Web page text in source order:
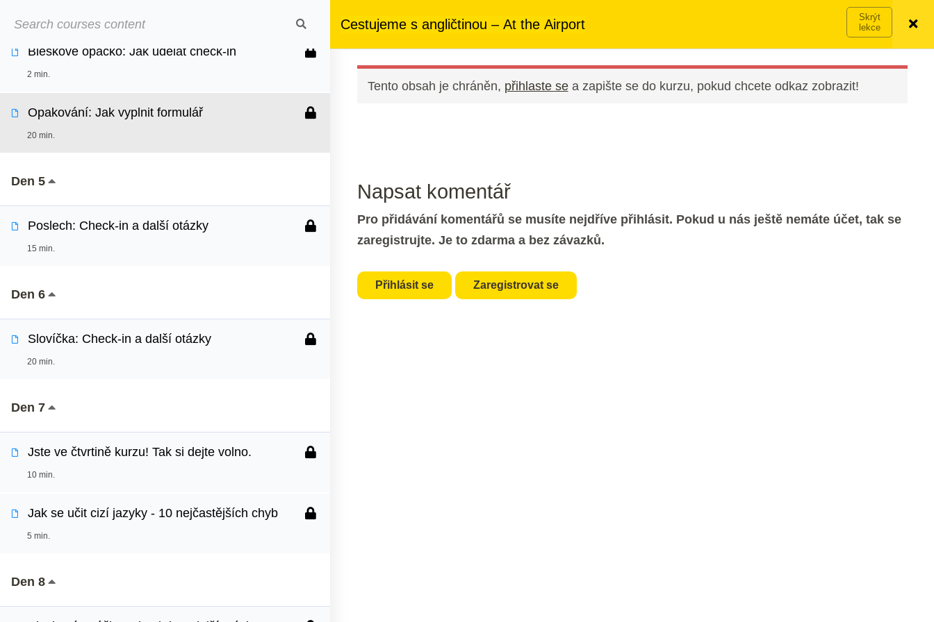
obsah
➡︎ Neomezený přístupke kurzům v rámci členství za 890 Kč měsíčně
Členství Další služby Kontakt PŘIHLÁSIT SE VYZKOUŠET ZDARMA
Cestujeme s angličtinou – At the Airport
Bleskové opáčko: Jak udělat check-in
2 min.
Opakování: Jak vyplnit formulář
20 min.
Den 5
Poslech: Check-in a další otázky
15 min.
Den 6
Slovíčka: Check-in a další otázky
20 min.
Den 7
Jste ve čtvrtině kurzu! Tak si dejte volno.
10 min.
Jak se učit cizí jazyky - 10 nejčastějších chyb
5 min.
Den 8
Tento obsah je chráněn, přihlaste sea zapište se do kurzu, pokud chcete odkaz zobrazit!
Napsat komentář
Pro přidávání komentářů se musíte nejdříve přihlásit. Pokud u nás ještě nemáte účet, tak se
zaregistrujte. Je to zdarma a bez závazků.
Přihlásit se Zaregistrovat se